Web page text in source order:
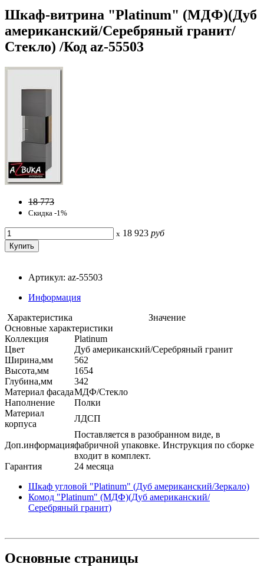
Шкаф-витрина "Platinum" (МДФ)(Дуб
американский/Серебряный гранит/
Стекло) /Код az-55503
18 773
Скидка -1%
x 18 923 руб
Артикул: az-55503
Информация
Характеристика
Значение
Основные характеристики
Коллекция
Platinum
Цвет
Дуб американский/Серебряный гранит
Ширина,мм
562
Высота,мм
1654
Глубина,мм
342
Материал фасадаМДФ/Стекло
Наполнение
Полки
Материал
корпуса
ЛДСП
Доп.информация
Поставляется в разобранном виде, в
фабричной упаковке. Инструкция по сборке
входит в комплект.
Гарантия
24 месяца
Шкаф угловой "Platinum" (Дуб американский/Зеркало)
Комод "Platinum" (МДФ)(Дуб американский/
Серебряный гранит)
Основные страницы